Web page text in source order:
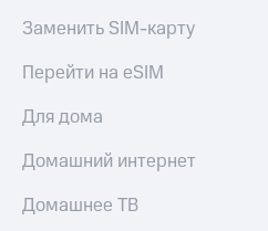
Заменить SIM-карту
Перейти на eSIM
Для дома
Домашний интернет
Домашнее ТВ